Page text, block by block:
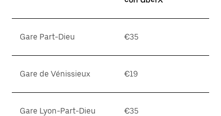
Gare Part-Dieu €35
Gare de Vénissieux €19
Gare Lyon-Part-Dieu €35